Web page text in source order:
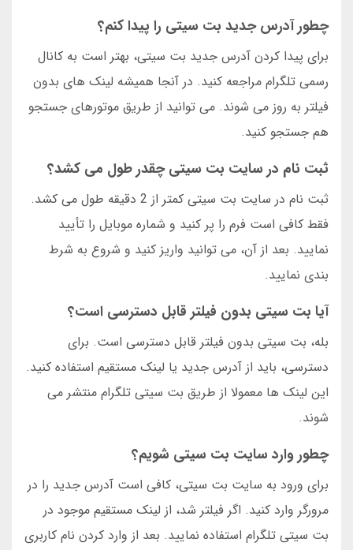
چطور آدرس جدید بت سیتی را پیدا کنم؟
برای پیدا کردن آدرس جدید بت سیتی، بهتر است به کانال
رسمی تلگرام مراجعه کنید. در آنجا همیشه لینک های بدون
فیلتر به روز می شوند. می توانید از طریق موتورهای جستجو
هم جستجو کنید.
ثبت نام در سایت بت سیتی چقدر طول می کشد؟
ثبت نام در سایت بت سیتی کمتر از 2 دقیقه طول می کشد.
فقط کافی است فرم را پر کنید و شماره موبایل را تأیید
نمایید. بعد از آن، می توانید واریز کنید و شروع به شرط
بندی نمایید.
آیا بت سیتی بدون فیلتر قابل دسترسی است؟
بله، بت سیتی بدون فیلتر قابل دسترسی است. برای
دسترسی، باید از آدرس جدید یا لینک مستقیم استفاده کنید.
این لینک ها معمولا از طریق بت سیتی تلگرام منتشر می
شوند.
چطور وارد سایت بت سیتی شویم؟
برای ورود به سایت بت سیتی، کافی است آدرس جدید را در
مرورگر وارد کنید. اگر فیلتر شد، از لینک مستقیم موجود در
بت سیتی تلگرام استفاده نمایید. بعد از وارد کردن نام کاربری